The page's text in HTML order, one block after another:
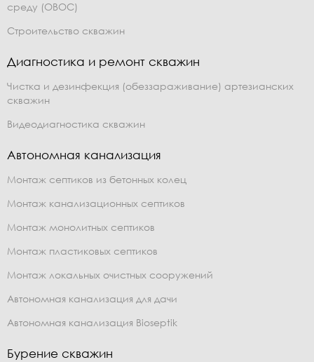
среду (ОВОС)
Строительство скважин
Диагностика и ремонт скважин
Чистка и дезинфекция (обеззараживание) артезианских
скважин
Видеодиагностика скважин
Автономная канализация
Монтаж септиков из бетонных колец
Монтаж канализационных септиков
Монтаж монолитных септиков
Монтаж пластиковых септиков
Монтаж локальных очистных сооружений
Автономная канализация для дачи
Автономная канализация Bioseptik
Бурение скважин